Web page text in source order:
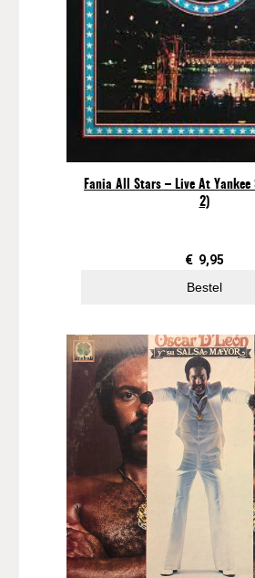
a
l
Fania All Stars – Live At
2)
€ 9,95
Bestel